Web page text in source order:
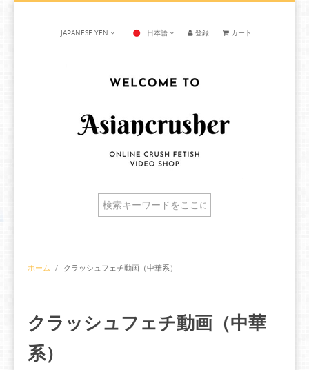
JAPANESE YEN 日本語 登録 カート
ホーム / クラッシュフェチ動画（中華系）
クラッシュフェチ動画（中華
系）